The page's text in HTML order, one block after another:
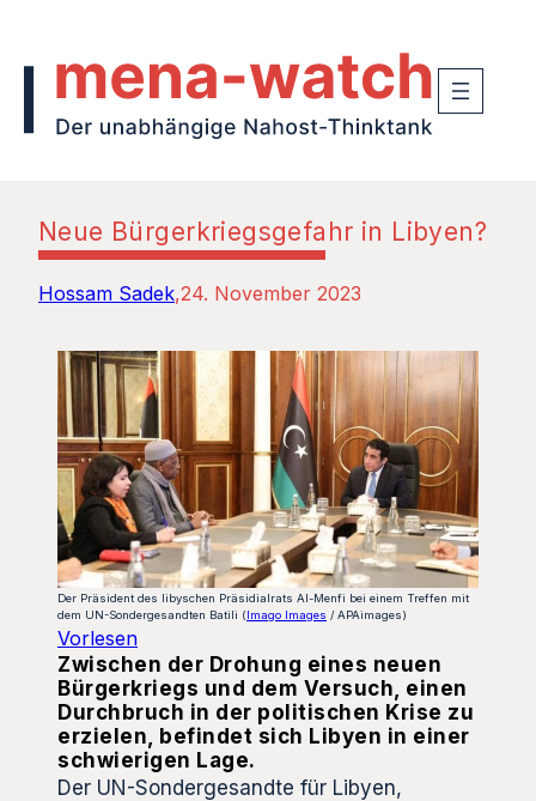
Neue Bürgerkriegsgefahr in Libyen?
Hossam Sadek 24. November 2023
Der Präsident des libyschen Präsidialrats Al-Menfi bei einem Treffen mit
dem UN-Sondergesandten Batili (Imago Images / APAimages)
Vorlesen
Zwischen der Drohung eines neuen
Bürgerkriegs und dem Versuch, einen
Durchbruch in der politischen Krise zu
erzielen, befindet sich Libyen in einer
schwierigen Lage.
Der UN-Sondergesandte für Libyen,